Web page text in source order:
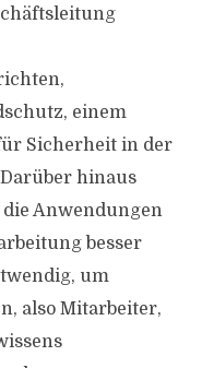
einem
Sicherheit in der
hinaus
Anwendungen
besser
um
also Mitarbeiter,